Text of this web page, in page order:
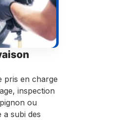
pris en charge
inspection
ou
a subi des